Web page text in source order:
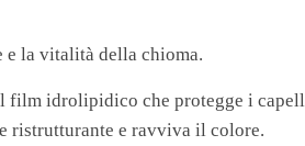
e la vitalità della chioma.
film idrolipidico che protegge i
ristrutturante e ravviva il colore.